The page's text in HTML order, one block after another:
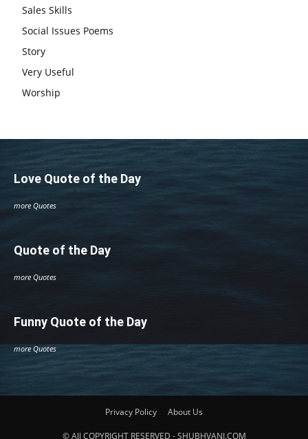
Sales Skills
Social Issues Poems
Story
Very Useful
Worship
Love Quote of the Day
more Quotes
Quote of the Day
more Quotes
Funny Quote of the Day
more Quotes
Privacy Policy About Us
© All COPYRIGHT RESERVED - SHUBHVANI.COM